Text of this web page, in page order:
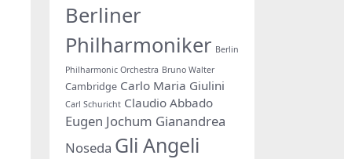
Berliner
Philharmoniker Berlin
Philharmonic Orchestra Bruno Walter
Cambridge Carlo Maria Giulini
Carl Schuricht Claudio Abbado
Eugen Jochum Gianandrea
Noseda Gli Angeli